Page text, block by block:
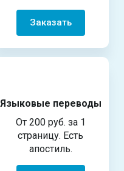
Заказать
Языковые переводы
От 200 руб. за 1
страницу. Есть
апостиль.